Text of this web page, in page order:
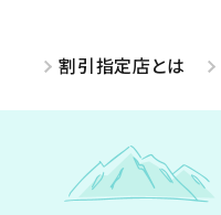
割引指定店とは